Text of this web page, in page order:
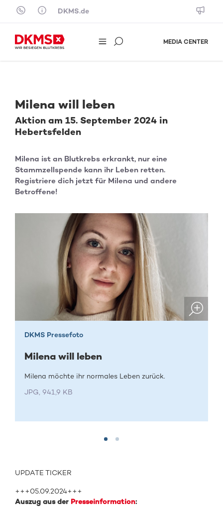
Skip to content
DKMS.de
MEDIA CENTER
Milena will leben
Aktion am 15. September 2024 in
Hebertsfelden
Milena ist an Blutkrebs erkrankt, nur eine
Stammzellspende kann ihr Leben retten.
Registriere dich jetzt für Milena und andere
Betroffene!
DKMS Pressefoto
Milena will leben
Milena möchte ihr normales Leben zurück.
JPG, 941,9 KB
UPDATE TICKER
+++05.09.2024+++
Auszug aus der Presseinformation: